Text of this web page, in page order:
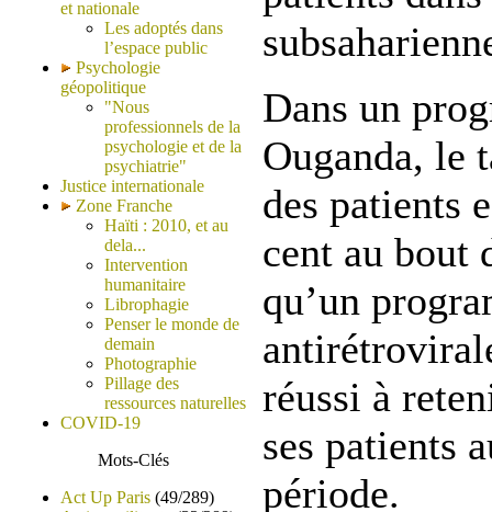
et nationale
Les adoptés dans
l’espace public
Psychologie
géopolitique
"Nous
professionnels de la
psychologie et de la
psychiatrie"
Justice internationale
Zone Franche
Haïti : 2010, et au
dela...
Intervention
humanitaire
Librophagie
Penser le monde de
demain
Photographie
Pillage des
ressources naturelles
COVID-19
Mots-Clés
Act Up Paris (49/289)
Dans un
Ouganda, le
des patients
cent au bout
qu’un
réussi à
ses patients
période.